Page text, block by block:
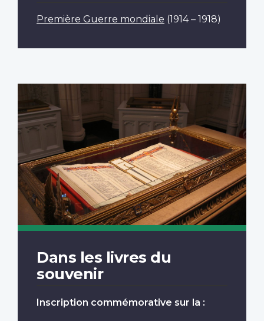
Première Guerre mondiale (1914 – 1918)
Dans les livres du
souvenir
Inscription commémorative sur la :